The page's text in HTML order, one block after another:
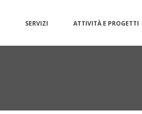
SERVIZI ATTIVITÀ E PROGETTI